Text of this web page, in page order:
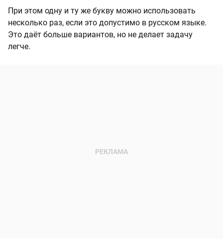
При этом одну и ту же букву можно использовать
несколько раз, если это допустимо в русском языке.
Это даёт больше вариантов, но не делает задачу
легче.